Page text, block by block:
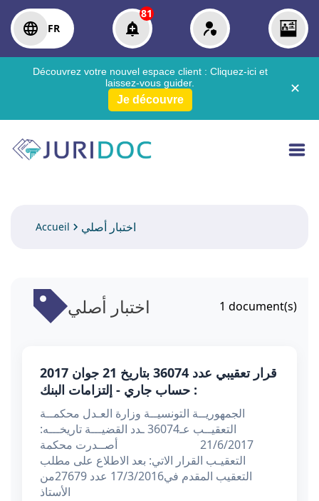
FR
81
Découvrez votre nouvel espace client : Cliquez-ici et
laissez-vous guider.
Je découvre
✕
Accueil اختبار أصلي
اختبار أصلي 1 document(s)
قرار تعقيبي عدد 36074 بتاريخ 21 جوان 2017
: حساب جاري - إلتزامات البنك
الجمهوريــة التونسيــة وزارة العـدل محكمــة
التعقيــب عـ36074 ـدد القضيـــة تاريخـــه:
21/6/2017 أصــدرت محكمة
التعقيـب القرار الاتي: بعد الاطلاع على مطلب
التعقيب المقدم في17/3/2016 عدد 27679من
الأستاذ